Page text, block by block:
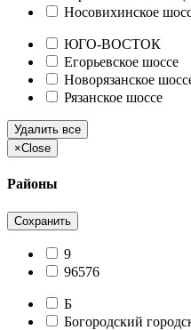
Носовихинское
ЮГО-ВОСТОК
Егорьевское шоссе
Новорязанское
Рязанское шоссе
Удалить все
×Close
Районы
Сохранить
9
96576
Б
Богородский